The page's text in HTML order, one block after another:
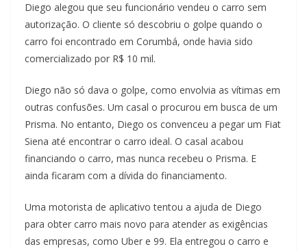
Diego alegou que seu funcionário vendeu o carro sem
autorização. O cliente só descobriu o golpe quando o
carro foi encontrado em Corumbá, onde havia sido
comercializado por R$ 10 mil.
Diego não só dava o golpe, como envolvia as vítimas em
outras confusões. Um casal o procurou em busca de um
Prisma. No entanto, Diego os convenceu a pegar um Fiat
Siena até encontrar o carro ideal. O casal acabou
financiando o carro, mas nunca recebeu o Prisma. E
ainda ficaram com a dívida do financiamento.
Uma motorista de aplicativo tentou a ajuda de Diego
para obter carro mais novo para atender as exigências
das empresas, como Uber e 99. Ela entregou o carro e